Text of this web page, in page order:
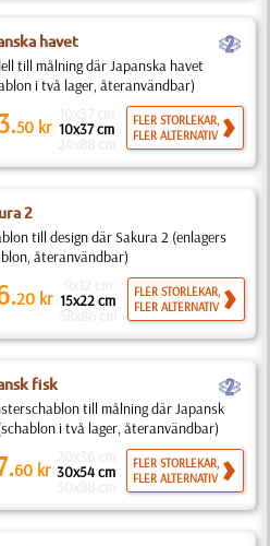
havet b
till målning där Japanska havet
i två lager, återanvändbar)
50 kr 10x37 cm
FLER STORLEKAR,
FLER ALTERNATIV
2
till design där Sakura 2 (enlagers
återanvändbar)
20 kr 15x22 cm
FLER STORLEKAR,
FLER ALTERNATIV
fisk b
till målning där Japansk
i två lager, återanvändbar)
60 kr 30x54 cm
FLER STORLEKAR,
FLER ALTERNATIV